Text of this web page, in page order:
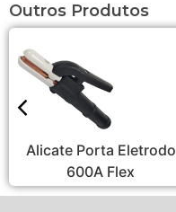
Outros Produtos
Alicate Porta Eletrodo
600A Flex